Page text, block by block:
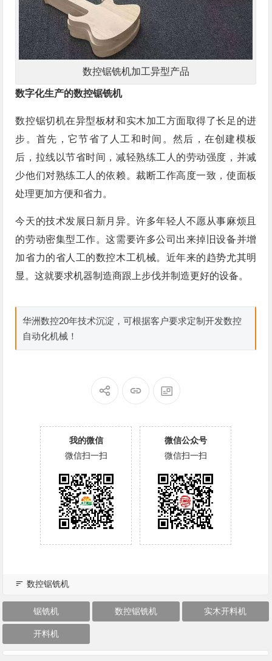
数控锯铣机加工异型产品
数字化生产的数控锯铣机
数控锯切机在异型板材和实木加工方面取得了长足的进
步。首先，它节省了人工和时间。然后，在创建模板
后，拉线以节省时间，减轻熟练工人的劳动强度，并减
少他们对熟练工人的依赖。裁断工作高度一致，使面板
处理更加方便和省力。
今天的技术发展日新月异。许多年轻人不愿从事麻烦且
的劳动密集型工作。这需要许多公司出来掉旧设备并增
加省力的省人工的数控木工机械。近年来的趋势尤其明
显。这就要求机器制造商跟上步伐并制造更好的设备。
华洲数控20年技术沉淀，可根据客户要求定制开发数控
自动化机械！
我的微信
微信扫一扫
微信公众号
微信扫一扫
数控锯铣机
锯铣机 数控锯铣机 实木开料机
开料机